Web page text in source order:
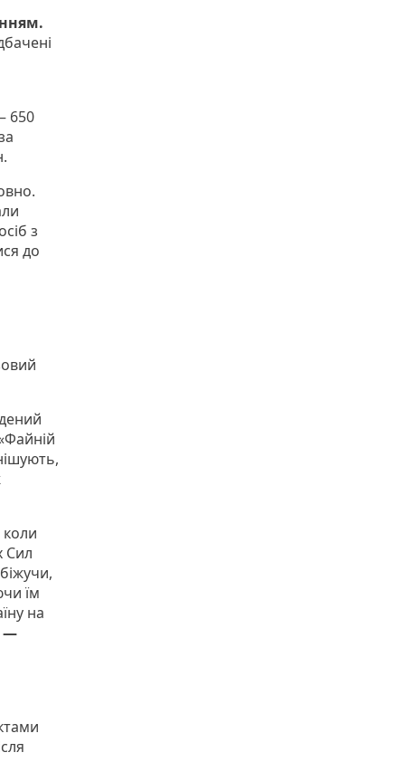
650
з
до
Сил
їм
на
—